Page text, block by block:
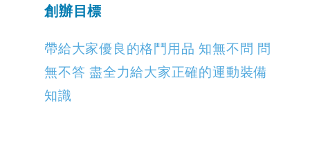
創辦目標
帶給大家優良的格鬥用品 知無不問 問
無不答 盡全力給大家正確的運動裝備
知識